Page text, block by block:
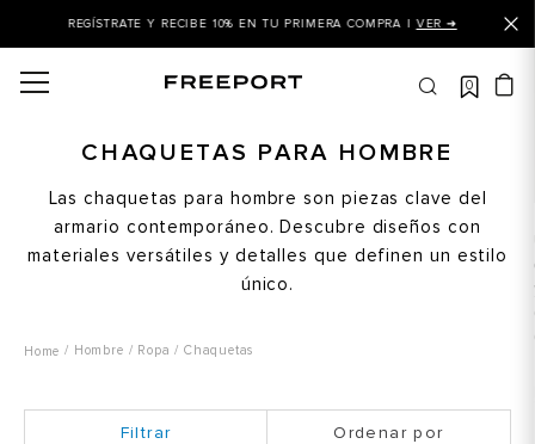
REGÍSTRATE Y RECIBE 10% EN TU PRIMERA COMPRA |VER ➜
0
CHAQUETAS PARA HOMBRE
Las chaquetas para hombre son piezas clave del
armario contemporáneo. Descubre diseños con
materiales versátiles y detalles que definen un estilo
único.
Hombre Ropa Chaquetas
Ordenar por
balance 327
puma